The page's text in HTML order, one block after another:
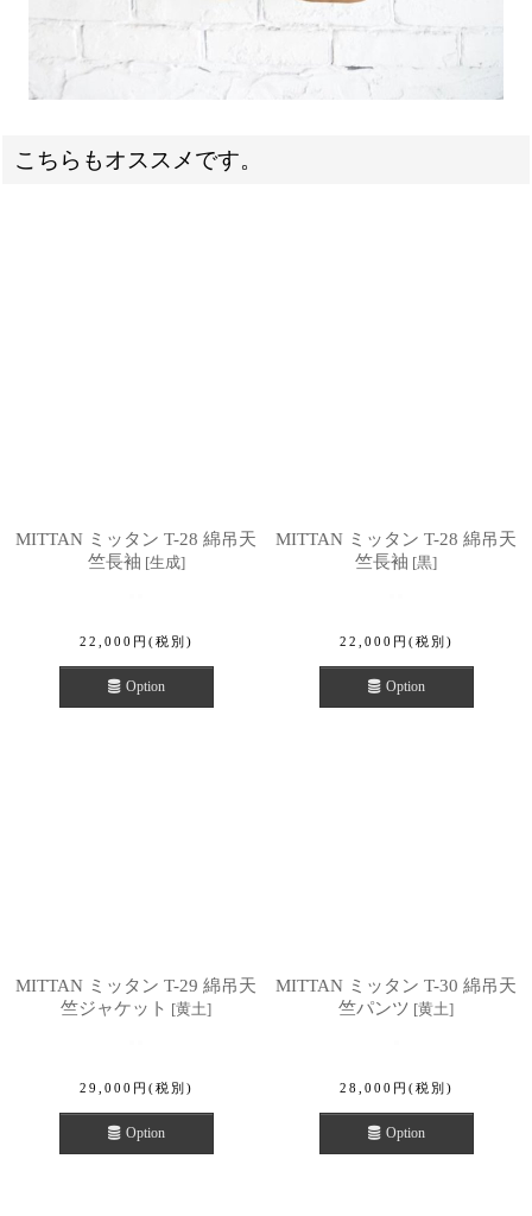
こちらもオススメです。
MITTAN ミッタン T-28 綿吊天
竺長袖 [生成]
22,000 円 (税別)
Option
MITTAN ミッタン T-28 綿吊天
竺長袖 [黒]
22,000 円 (税別)
Option
MITTAN ミッタン T-29 綿吊天
竺ジャケット [黄土]
29,000 円 (税別)
Option
MITTAN ミッタン T-30 綿吊天
竺パンツ [黄土]
28,000 円 (税別)
Option